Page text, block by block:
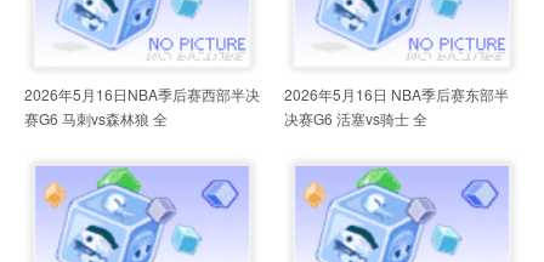
2026年5月16日NBA季后赛西部半决
赛G6 马刺vs森林狼 全
2026年5月16日 NBA季后赛东部半
决赛G6 活塞vs骑士 全